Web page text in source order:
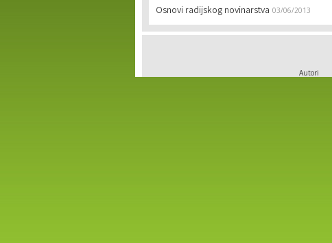
Osnovi radijskog novinarstva 03/06/2013
Autori